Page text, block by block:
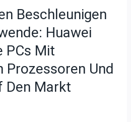
Beschleunigen
Huawei
PCs Mit
Prozessoren Und
Den Markt